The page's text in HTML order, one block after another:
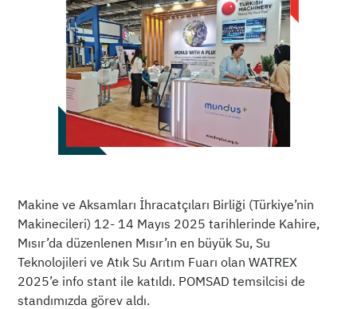
Makine ve Aksamları İhracatçıları Birliği (Türkiye’nin
Makinecileri) 12- 14 Mayıs 2025 tarihlerinde Kahire,
Mısır’da düzenlenen Mısır’ın en büyük Su, Su
Teknolojileri ve Atık Su Arıtım Fuarı olan WATREX
2025’e info stant ile katıldı. POMSAD temsilcisi de
standımızda görev aldı.